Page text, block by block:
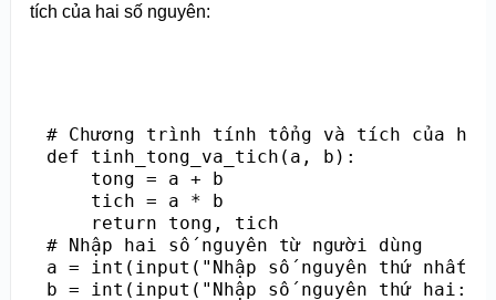
tích của hai số nguyên:
# Chương trình tính tổng và tích của hai
def tinh_tong_va_tich(a, b):
    tong = a + b
    tich = a * b
    return tong, tich
# Nhập hai số nguyên từ người dùng
a = int(input("Nhập số nguyên thứ nhất:
b = int(input("Nhập số nguyên thứ hai: